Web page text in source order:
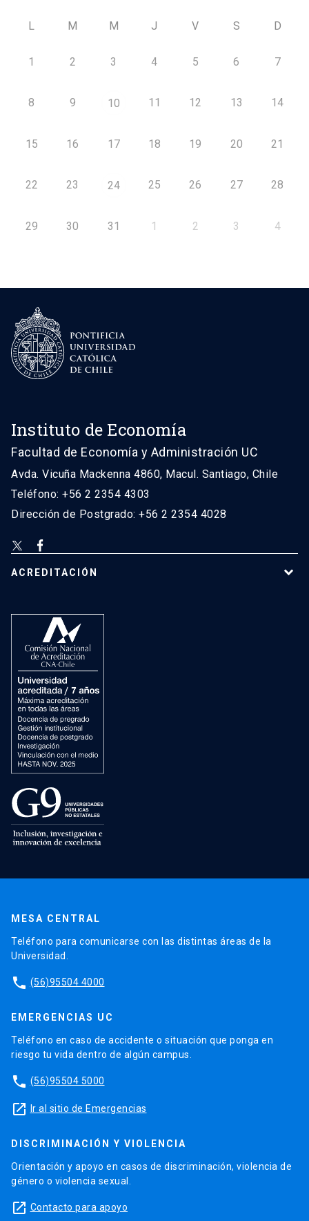
L M M J V S D
1 2 3 4 5 6 7
8 9 10 11 12 13 14
15 16 17 18 19 20 21
22 23 24 25 26 27 28
29 30 31 1 2 3 4
Instituto de Economía
Facultad de Economía y Administración UC
Avda. Vicuña Mackenna 4860, Macul. Santiago, Chile
Teléfono: +56 2 2354 4303
Dirección de Postgrado: +56 2 2354 4028
ACREDITACIÓN
MESA CENTRAL
Teléfono para comunicarse con las distintas áreas de la
Universidad.
phone (56)95504 4000
EMERGENCIAS UC
Teléfono en caso de accidente o situación que ponga en
riesgo tu vida dentro de algún campus.
phone (56)95504 5000
launch Ir al sitio de Emergencias
DISCRIMINACIÓN Y VIOLENCIA
Orientación y apoyo en casos de discriminación, violencia de
género o violencia sexual.
launch Contacto para apoyo